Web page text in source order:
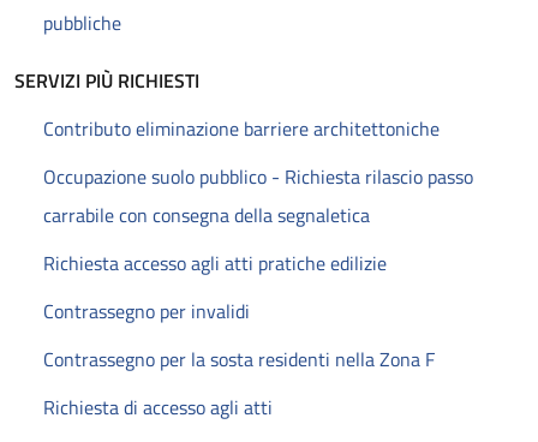
pubbliche
SERVIZI PIÙ RICHIESTI
Contributo eliminazione barriere architettoniche
Occupazione suolo pubblico - Richiesta rilascio passo
carrabile con consegna della segnaletica
Richiesta accesso agli atti pratiche edilizie
Contrassegno per invalidi
Contrassegno per la sosta residenti nella Zona F
Richiesta di accesso agli atti